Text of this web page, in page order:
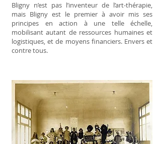
Bligny n’est pas l’inventeur de l’art-thérapie,
mais Bligny est le premier à avoir mis ses
principes en action à une telle échelle,
mobilisant autant de ressources humaines et
logistiques, et de moyens financiers. Envers et
contre tous.